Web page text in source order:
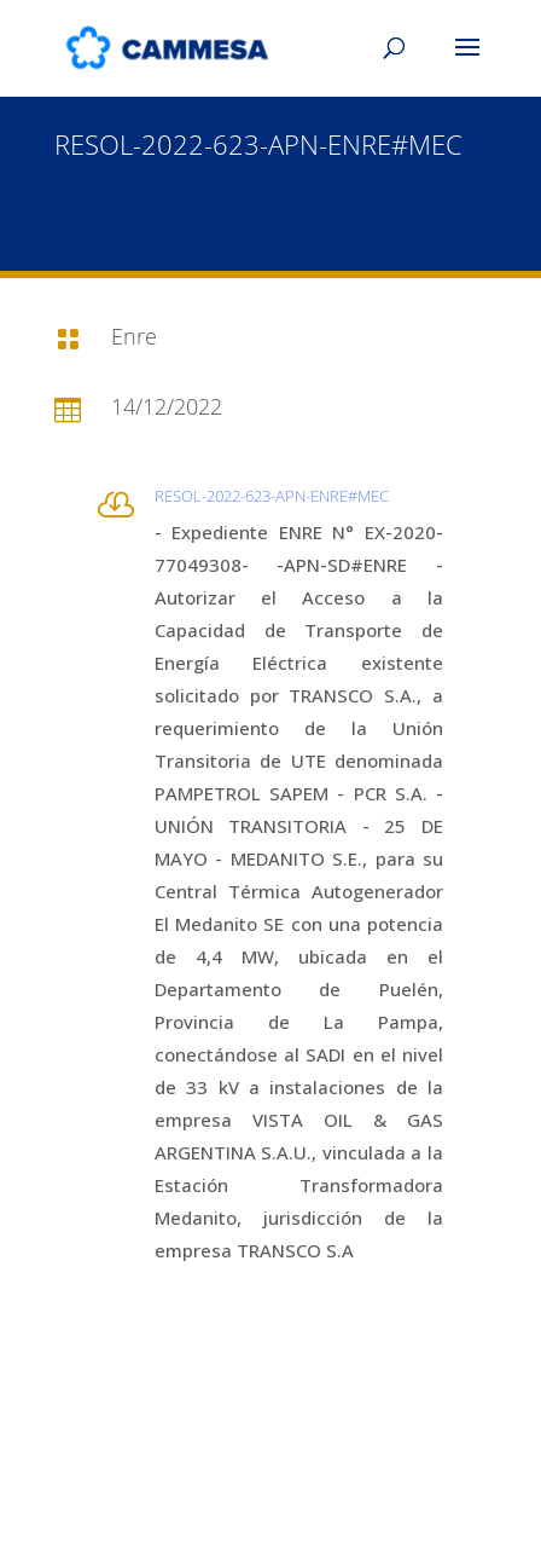
RESOL-2022-623-APN-ENRE#MEC
 Enre
 14/12/2022
 RESOL-2022-623-APN-ENRE#MEC
- Expediente ENRE N° EX-2020-
77049308- -APN-SD#ENRE -
Autorizar el Acceso a la
Capacidad de Transporte de
Energía Eléctrica existente
solicitado por TRANSCO S.A., a
requerimiento de la Unión
Transitoria de UTE denominada
PAMPETROL SAPEM - PCR S.A. -
UNIÓN TRANSITORIA - 25 DE
MAYO - MEDANITO S.E., para su
Central Térmica Autogenerador
El Medanito SE con una potencia
de 4,4 MW, ubicada en el
Departamento de Puelén,
Provincia de La Pampa,
conectándose al SADI en el nivel
de 33 kV a instalaciones de la
empresa VISTA OIL & GAS
ARGENTINA S.A.U., vinculada a la
Estación Transformadora
Medanito, jurisdicción de la
empresa TRANSCO S.A